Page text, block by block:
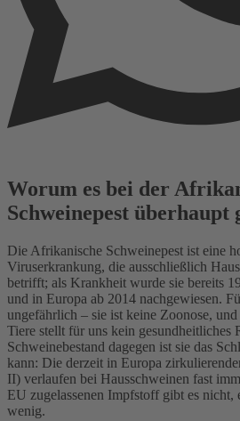
Worum es bei der
Schweinepest überhaupt
Die Afrikanische Schweinepest ist eine
Viruserkrankung, die ausschließlich
betrifft; als Krankheit wurde sie bereits
und in Europa ab 2014 nachgewiesen.
ungefährlich – sie ist keine Zoonose,
Tiere stellt für uns kein gesundheitliches
Schweinebestand dagegen ist sie das
kann: Die derzeit in Europa
II) verlaufen bei Hausschweinen fast
EU zugelassenen Impfstoff gibt es nicht,
wenig.